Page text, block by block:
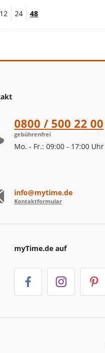
12 24 48
0800 / 500 22 00
gebührenfrei
Mo. - Fr.: 09:00 - 17:00 Uhr
info@mytime.de
Kontaktformular
myTime.de auf